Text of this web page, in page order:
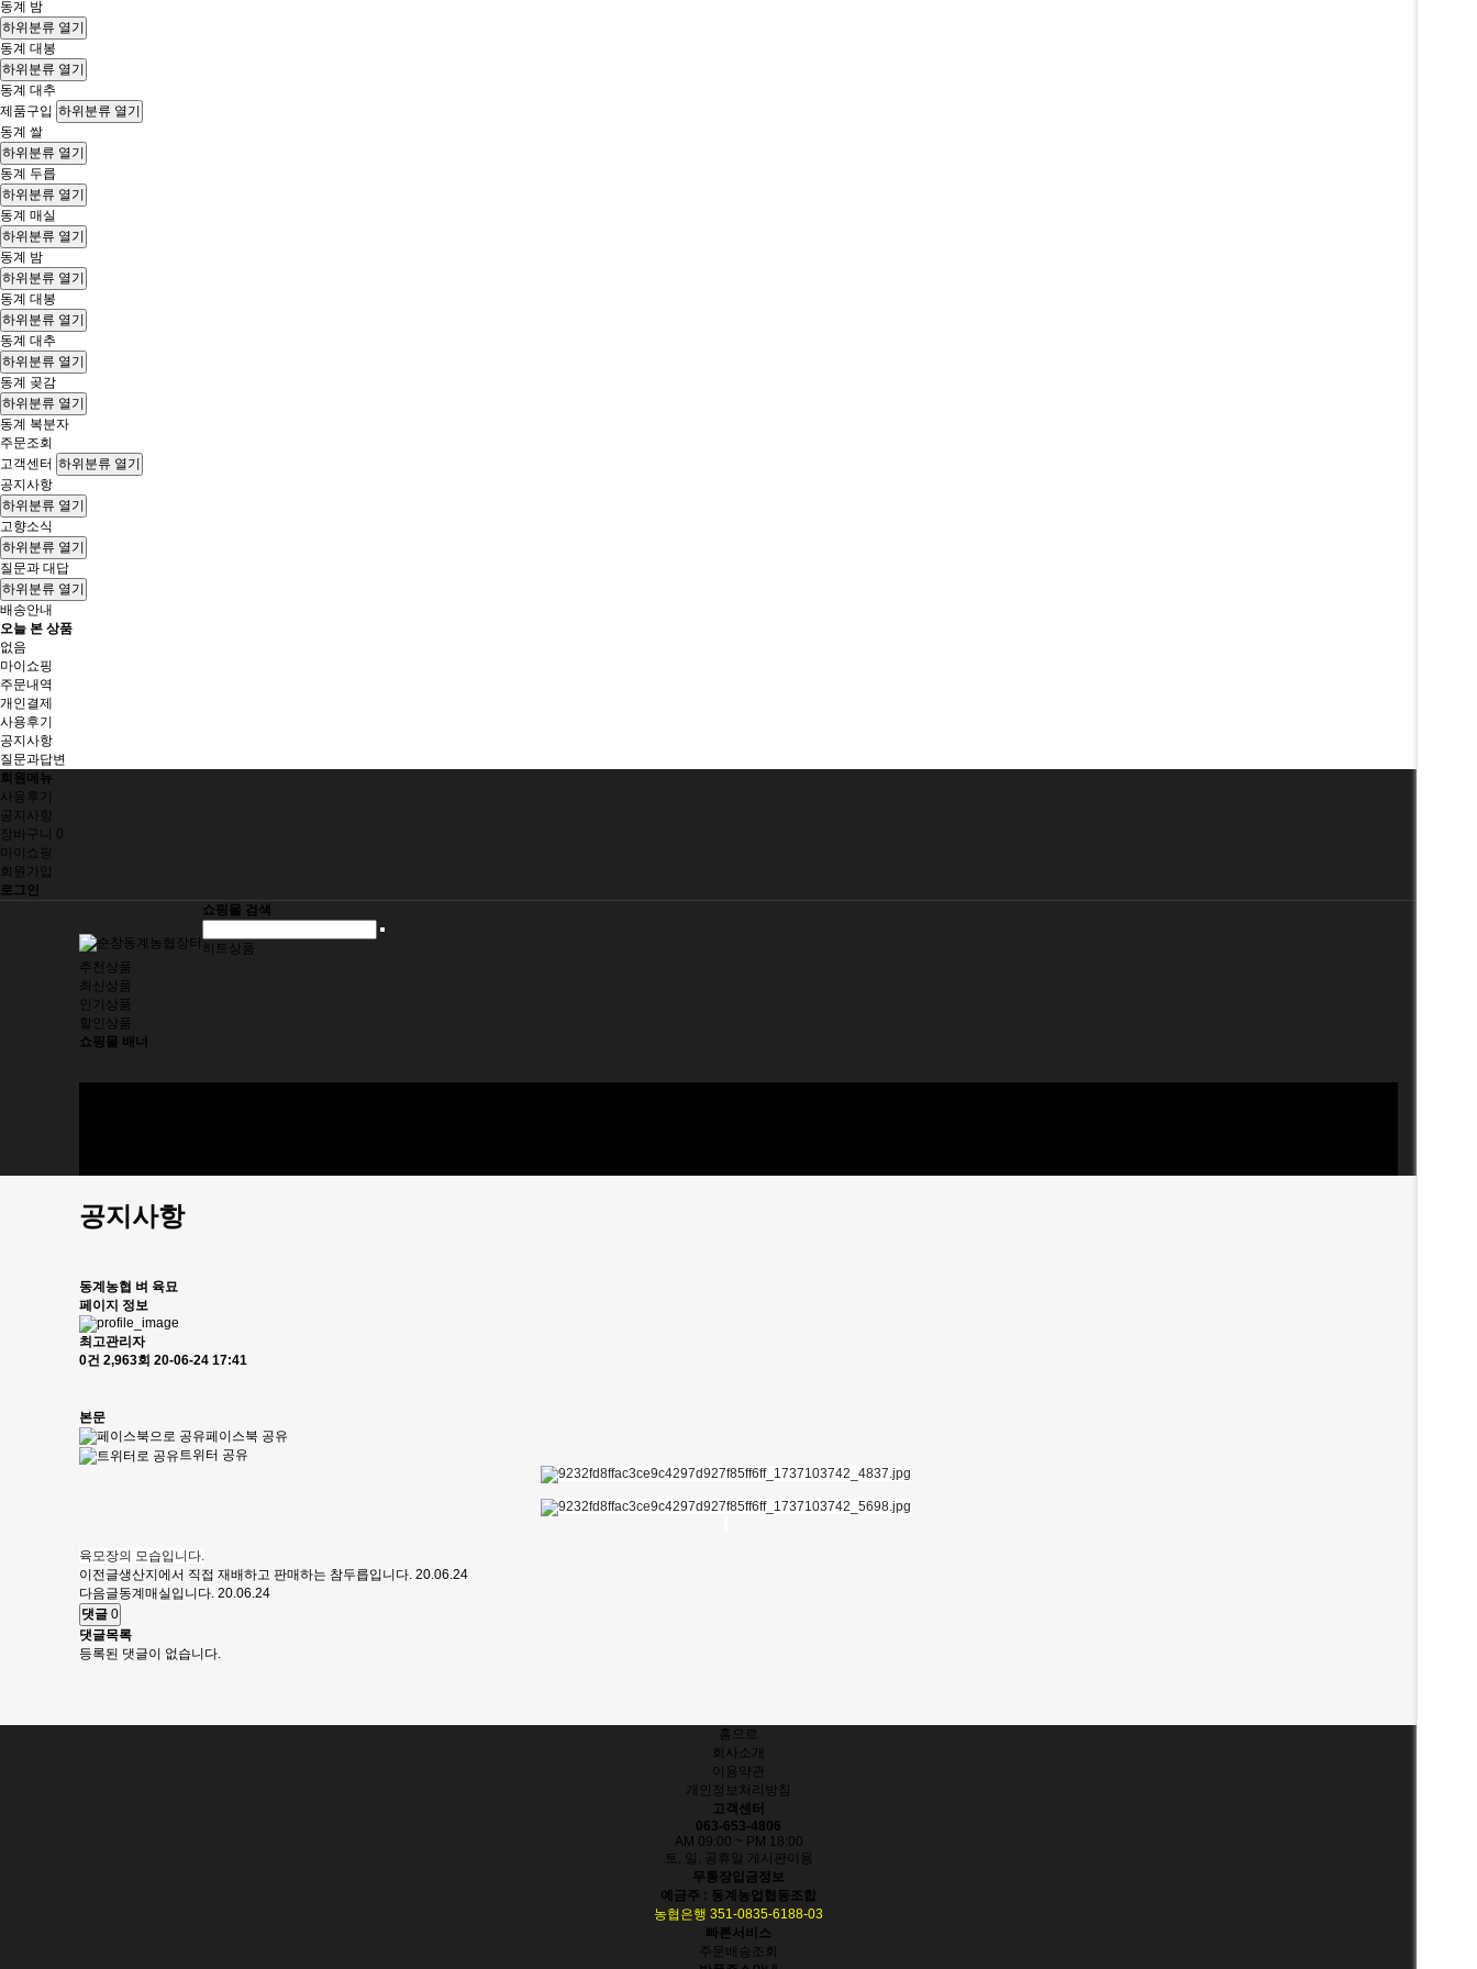
동계 밤
하위분류 열기
동계 대봉
하위분류 열기
동계 대추
제품구입 하위분류 열기
동계 쌀
하위분류 열기
동계 두릅
하위분류 열기
동계 매실
하위분류 열기
동계 밤
하위분류 열기
동계 대봉
하위분류 열기
동계 대추
하위분류 열기
동계 곶감
하위분류 열기
동계 복분자
주문조회
고객센터 하위분류 열기
공지사항
하위분류 열기
고향소식
하위분류 열기
질문과 대답
하위분류 열기
배송안내
오늘 본 상품
없음
마이쇼핑
주문내역
개인결제
사용후기
공지사항
질문과답변
회원메뉴
사용후기
공지사항
장바구니
0
마이쇼핑
회원가입
로그인
쇼핑몰 검색
히트상품
추천상품
최신상품
인기상품
할인상품
쇼핑몰 배너
공지사항
동계농협 벼 육묘
페이지 정보
최고관리자
0건 2,963회 20-06-24 17:41
본문
페이스북 공유
트위터 공유
육모장의 모습입니다.
이전글생산지에서 직접 재배하고 판매하는 참두릅입니다. 20.06.24
다음글동계매실입니다. 20.06.24
댓글 0
댓글목록
등록된 댓글이 없습니다.
홈으로
회사소개
이용약관
개인정보처리방침
고객센터
063-653-4806
AM 09:00 ~ PM 18:00
토, 일, 공휴일 게시판이용
무통장입금정보
예금주 : 동계농업협동조합
농협은행 351-0835-6188-03
빠른서비스
주문배송조회